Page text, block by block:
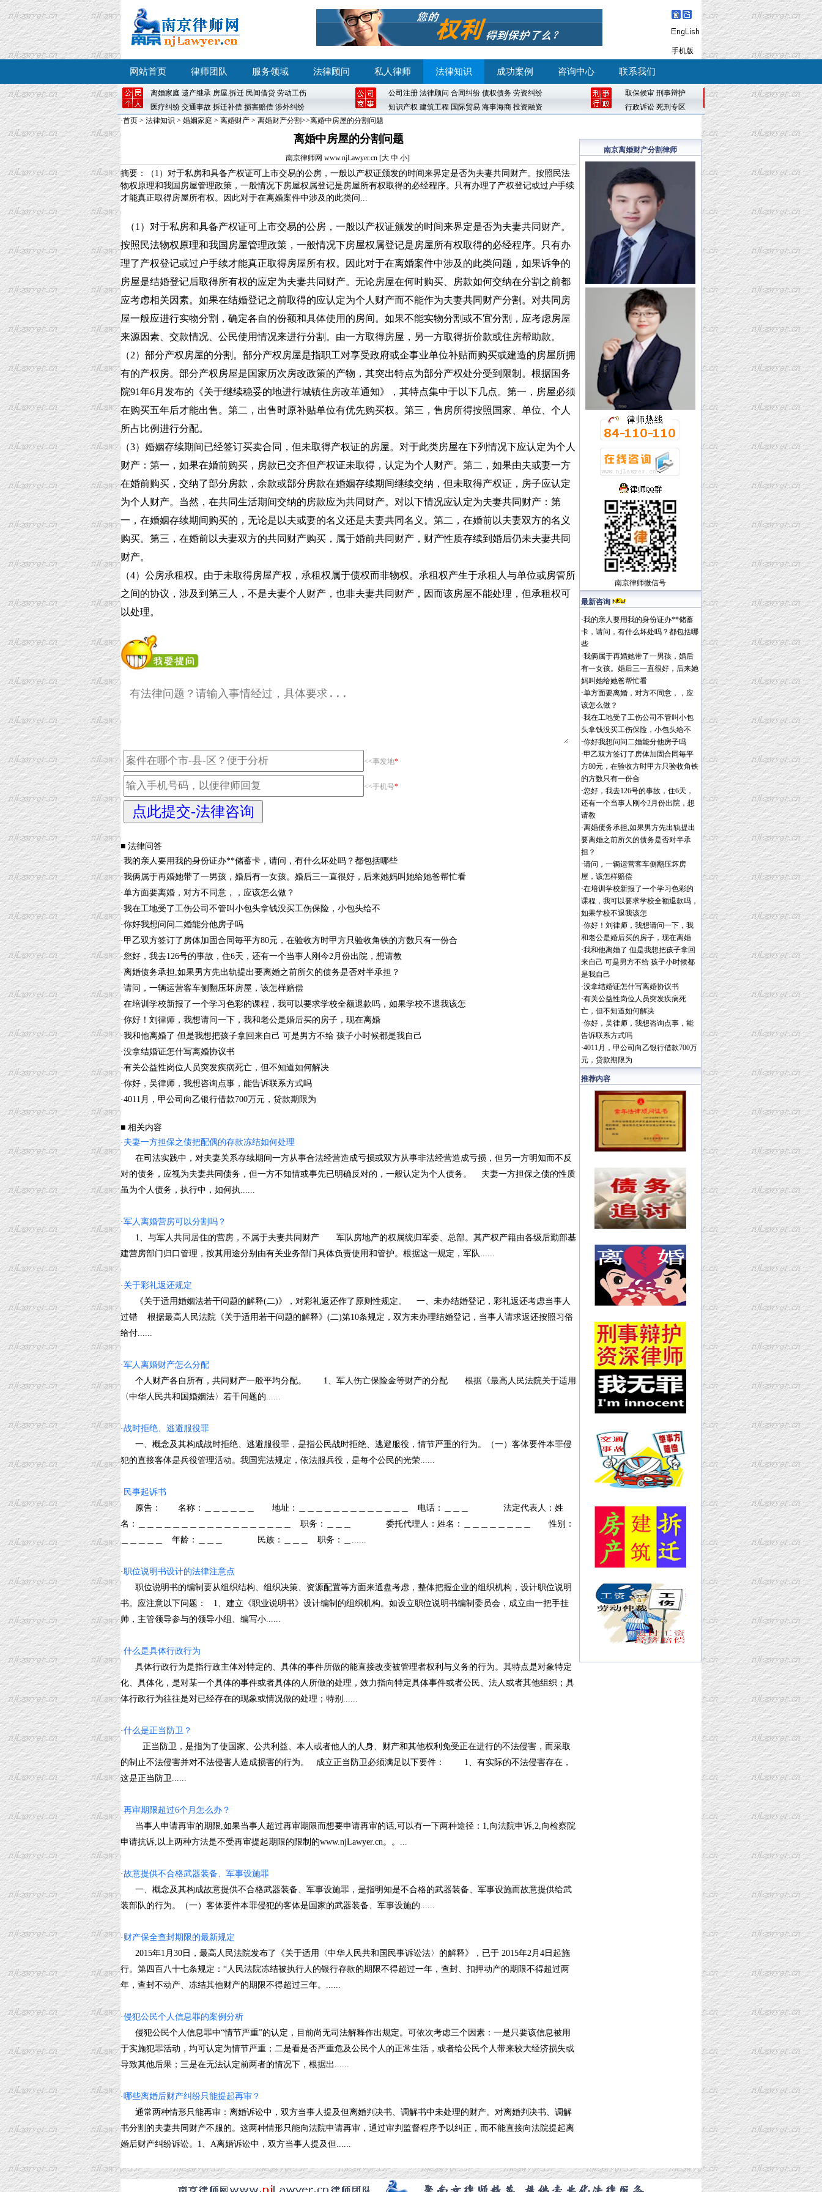
手机版
网站首页 律师团队 服务领域 法律顾问 私人律师 法律知识 成功案例 咨询中心 联系我们
离婚家庭 遗产继承 房屋.拆迁 民间借贷 劳动工伤 公司注册 法律顾问 合同纠纷 债权债务 劳资纠纷 取保候审 刑事辩护
医疗纠纷 交通事故 拆迁补偿 损害赔偿 涉外纠纷 知识产权 建筑工程 国际贸易 海事海商 投资融资 行政诉讼 死刑专区
·首页 > 法律知识 > 婚姻家庭 > 离婚财产 > 离婚财产分割>>离婚中房屋的分割问题
离婚中房屋的分割问题
南京律师网 www.njLawyer.cn [大 中 小]
摘要：（1）对于私房和具备产权证可上市交易的公房，一般以产权证颁发的时间来界定是否为夫妻共同财产。按照民法
物权原理和我国房屋管理政策，一般情况下房屋权属登记是房屋所有权取得的必经程序。只有办理了产权登记或过户手续
才能真正取得房屋所有权。因此对于在离婚案件中涉及的此类问...
（1）对于私房和具备产权证可上市交易的公房，一般以产权证颁发的时间来界定是否为夫妻共同财产。
按照民法物权原理和我国房屋管理政策，一般情况下房屋权属登记是房屋所有权取得的必经程序。只有办
理了产权登记或过户手续才能真正取得房屋所有权。因此对于在离婚案件中涉及的此类问题，如果诉争的
房屋是结婚登记后取得所有权的应定为夫妻共同财产。无论房屋在何时购买、房款如何交纳在分割之前都
应考虑相关因素。如果在结婚登记之前取得的应认定为个人财产而不能作为夫妻共同财产分割。对共同房
屋一般应进行实物分割，确定各自的份额和具体使用的房间。如果不能实物分割或不宜分割，应考虑房屋
来源因素、交款情况、公民使用情况来进行分割。由一方取得房屋，另一方取得折价款或住房帮助款。
（2）部分产权房屋的分割。部分产权房屋是指职工对享受政府或企事业单位补贴而购买或建造的房屋所拥
有的产权房。部分产权房屋是国家历次房改政策的产物，其突出特点为部分产权处分受到限制。根据国务
院91年6月发布的《关于继续稳妥的地进行城镇住房改革通知》，其特点集中于以下几点。第一，房屋必须
在购买五年后才能出售。第二，出售时原补贴单位有优先购买权。第三，售房所得按照国家、单位、个人
所占比例进行分配。
（3）婚姻存续期间已经签订买卖合同，但未取得产权证的房屋。对于此类房屋在下列情况下应认定为个人
财产：第一，如果在婚前购买，房款已交齐但产权证未取得，认定为个人财产。第二，如果由夫或妻一方
在婚前购买，交纳了部分房款，余款或部分房款在婚姻存续期间继续交纳，但未取得产权证，房子应认定
为个人财产。当然，在共同生活期间交纳的房款应为共同财产。对以下情况应认定为夫妻共同财产：第
一，在婚姻存续期间购买的，无论是以夫或妻的名义还是夫妻共同名义。第二，在婚前以夫妻双方的名义
购买。第三，在婚前以夫妻双方的共同财产购买，属于婚前共同财产，财产性质存续到婚后仍未夫妻共同
财产。
（4）公房承租权。由于未取得房屋产权，承租权属于债权而非物权。承租权产生于承租人与单位或房管所
之间的协议，涉及到第三人，不是夫妻个人财产，也非夫妻共同财产，因而该房屋不能处理，但承租权可
以处理。
<<事发地*
<<手机号*
■ 法律问答
·我的亲人要用我的身份证办**储蓄卡，请问，有什么坏处吗？都包括哪些
·我俩属于再婚她带了一男孩，婚后有一女孩。婚后三一直很好，后来她妈叫她给她爸帮忙看
·单方面要离婚，对方不同意，，应该怎么做？
·我在工地受了工伤公司不管叫小包头拿钱没买工伤保险，小包头给不
·你好我想问问二婚能分他房子吗
· 甲乙双方签订了房体加固合同毎平方80元，在验收方时甲方只验收角铁的方数只有一份合
·您好，我去126号的事故，住6天，还有一个当事人刚今2月份出院，想请教
·离婚债务承担,如果男方先出轨提出要离婚之前所欠的债务是否对半承担？
·请问，一辆运营客车侧翻压坏房屋，该怎样赔偿
·在培训学校新报了一个学习色彩的课程，我可以要求学校全额退款吗，如果学校不退我该怎
·你好！刘律师，我想请问一下，我和老公是婚后买的房子，现在离婚
·我和他离婚了 但是我想把孩子拿回来自己 可是男方不给 孩子小时候都是我自己
·没拿结婚证怎什写离婚协议书
·有关公益性岗位人员突发疾病死亡，但不知道如何解决
·你好，吴律师，我想咨询点事，能告诉联系方式吗
·4011月，甲公司向乙银行借款700万元，贷款期限为
■ 相关内容
· 夫妻一方担保之债把配偶的存款冻结如何处理
在司法实践中，对夫妻关系存续期间一方从事合法经营造成亏损或双方从事非法经营造成亏损，但另一方明知而不反
对的债务，应视为夫妻共同债务，但一方不知情或事先已明确反对的，一般认定为个人债务。 夫妻一方担保之债的性质
虽为个人债务，执行中，如何执......
·军人离婚营房可以分割吗？
1、与军人共同居住的营房，不属于夫妻共同财产 军队房地产的权属统归军委、总部。其产权产籍由各级后勤部基
建营房部门归口管理，按其用途分别由有关业务部门具体负责使用和管护。根据这一规定，军队......
· 关于彩礼返还规定
《关于适用婚姻法若干问题的解释(二)》，对彩礼返还作了原则性规定。 一、未办结婚登记，彩礼返还考虑当事人
过错 根据最高人民法院《关于适用若干问题的解释》(二)第10条规定，双方未办理结婚登记，当事人请求返还按照习俗
给付......
·军人离婚财产怎么分配
个人财产各自所有，共同财产一般平均分配。 1、军人伤亡保险金等财产的分配 根据《最高人民法院关于适用
〈中华人民共和国婚姻法〉若干问题的......
·战时拒绝、逃避服役罪
一、概念及其构成战时拒绝、逃避服役罪，是指公民战时拒绝、逃避服役，情节严重的行为。（一）客体要件本罪侵
犯的直接客体是兵役管理活动。我国宪法规定，依法服兵役，是每个公民的光荣......
· 民事起诉书
原告： 名称：＿＿＿＿＿＿ 地址：＿＿＿＿＿＿＿＿＿＿＿＿＿ 电话：＿＿＿ 法定代表人：姓
名：＿＿＿＿＿＿＿＿＿＿＿＿＿＿＿＿＿＿ 职务：＿＿＿ 委托代理人：姓名：＿＿＿＿＿＿＿＿ 性别：
＿＿＿＿＿ 年龄：＿＿＿ 民族：＿＿＿ 职务：＿......
·职位说明书设计的法律注意点
职位说明书的编制要从组织结构、组织决策、资源配置等方面来通盘考虑，整体把握企业的组织机构，设计职位说明
书。应注意以下问题： 1、建立《职业说明书》设计编制的组织机构。如设立职位说明书编制委员会，成立由一把手挂
帅，主管领导参与的领导小组、编写小......
·什么是具体行政行为
具体行政行为是指行政主体对特定的、具体的事件所做的能直接改变被管理者权利与义务的行为。其特点是对象特定
化、具体化，是对某一个具体的事件或者具体的人所做的处理，效力指向特定具体事件或者公民、法人或者其他组织；具
体行政行为往往是对已经存在的现象或情况做的处理；特别......
·什么是正当防卫？
正当防卫，是指为了使国家、公共利益、本人或者他人的人身、财产和其他权利免受正在进行的不法侵害，而采取
的制止不法侵害并对不法侵害人造成损害的行为。 成立正当防卫必须满足以下要件： 1、有实际的不法侵害存在，
这是正当防卫......
·再审期限超过6个月怎么办？
当事人申请再审的期限,如果当事人超过再审期限而想要申请再审的话,可以有一下两种途径：1,向法院申诉,2,向检察院
申请抗诉,以上两种方法是不受再审提起期限的限制的www.njLawyer.cn。。...
·故意提供不合格武器装备、军事设施罪
一、概念及其构成故意提供不合格武器装备、军事设施罪，是指明知是不合格的武器装备、军事设施而故意提供给武
装部队的行为。（一）客体要件本罪侵犯的客体是国家的武器装备、军事设施的......
· 财产保全查封期限的最新规定
2015年1月30日，最高人民法院发布了《关于适用〈中华人民共和国民事诉讼法〉的解释》，已于 2015年2月4日起施
行。第四百八十七条规定：“人民法院冻结被执行人的银行存款的期限不得超过一年，查封、扣押动产的期限不得超过两
年，查封不动产、冻结其他财产的期限不得超过三年。......
·侵犯公民个人信息罪的案例分析
侵犯公民个人信息罪中“情节严重”的认定，目前尚无司法解释作出规定。可依次考虑三个因素：一是只要该信息被用
于实施犯罪活动，均可认定为情节严重；二是看是否严重危及公民个人的正常生活，或者给公民个人带来较大经济损失或
导致其他后果；三是在无法认定前两者的情况下，根据出......
·哪些离婚后财产纠纷只能提起再审？
通常两种情形只能再审：离婚诉讼中，双方当事人提及但离婚判决书、调解书中未处理的财产。对离婚判决书、调解
书分割的夫妻共同财产不服的。这两种情形只能向法院申请再审，通过审判监督程序予以纠正，而不能直接向法院提起离
婚后财产纠纷诉讼。1、A离婚诉讼中，双方当事人提及但......
南京离婚财产分割律师
南京律师微信号
最新咨询
·我的亲人要用我的身份证办**储蓄
卡，请问，有什么坏处吗？都包括哪
些
·我俩属于再婚她带了一男孩，婚后
有一女孩。婚后三一直很好，后来她
妈叫她给她爸帮忙看
·单方面要离婚，对方不同意，，应
该怎么做？
·我在工地受了工伤公司不管叫小包
头拿钱没买工伤保险，小包头给不
·你好我想问问二婚能分他房子吗
·甲乙双方签订了房体加固合同毎平
方80元，在验收方时甲方只验收角铁
的方数只有一份合
·您好，我去126号的事故，住6天，
还有一个当事人刚今2月份出院，想
请教
·离婚债务承担,如果男方先出轨提出
要离婚之前所欠的债务是否对半承
担？
·请问，一辆运营客车侧翻压坏房
屋，该怎样赔偿
·在培训学校新报了一个学习色彩的
课程，我可以要求学校全额退款吗，
如果学校不退我该怎
·你好！刘律师，我想请问一下，我
和老公是婚后买的房子，现在离婚
·我和他离婚了 但是我想把孩子拿回
来自己 可是男方不给 孩子小时候都
是我自己
·没拿结婚证怎什写离婚协议书
·有关公益性岗位人员突发疾病死
亡，但不知道如何解决
·你好，吴律师，我想咨询点事，能
告诉联系方式吗
·4011月，甲公司向乙银行借款700万
元，贷款期限为
推荐内容